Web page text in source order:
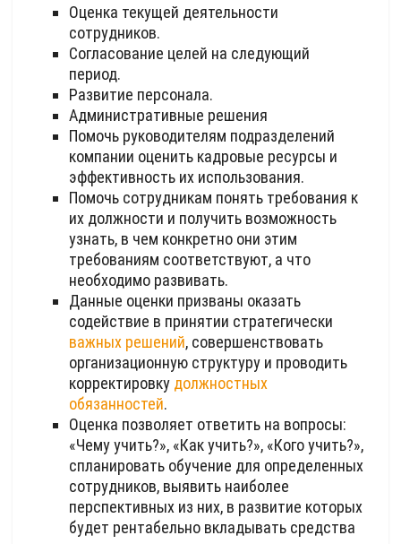
Оценка текущей деятельности
сотрудников.
Согласование целей на следующий
период.
Развитие персонала.
Административные решения
Помочь руководителям подразделений
компании оценить кадровые ресурсы и
эффективность их использования.
Помочь сотрудникам понять требования к
их должности и получить возможность
узнать, в чем конкретно они этим
требованиям соответствуют, а что
необходимо развивать.
Данные оценки призваны оказать
содействие в принятии стратегически
важных решений, совершенствовать
организационную структуру и проводить
корректировку должностных
обязанностей.
Оценка позволяет ответить на вопросы:
«Чему учить?», «Как учить?», «Кого учить?»,
спланировать обучение для определенных
сотрудников, выявить наиболее
перспективных из них, в развитие которых
будет рентабельно вкладывать средства